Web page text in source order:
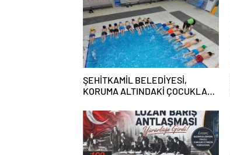
ŞEHİTKAMİL BELEDİYESİ,
KORUMA ALTINDAKİ ÇOCUKLARI